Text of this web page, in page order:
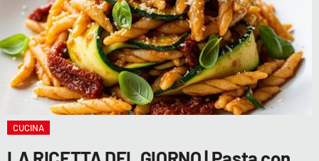
SANITÀ
AMBIENTE
SOCIETÀ
CULTURA
CUCINA